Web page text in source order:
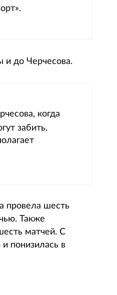
и до Черчесова.
когда
забить.
провела шесть
Также
матчей. С
понизилась в